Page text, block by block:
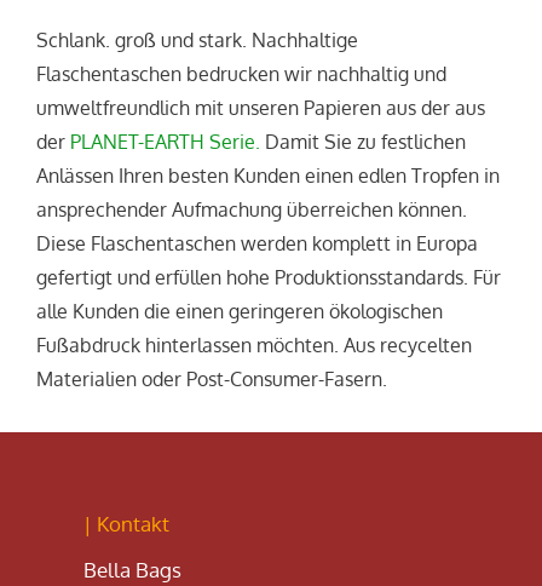
Schlank. groß und stark. Nachhaltige
Flaschentaschen bedrucken wir nachhaltig und
umweltfreundlich mit unseren Papieren aus der aus
der PLANET-EARTH Serie. Damit Sie zu festlichen
Anlässen Ihren besten Kunden einen edlen Tropfen in
ansprechender Aufmachung überreichen können.
Diese Flaschentaschen werden komplett in Europa
gefertigt und erfüllen hohe Produktionsstandards. Für
alle Kunden die einen geringeren ökologischen
Fußabdruck hinterlassen möchten. Aus recycelten
Materialien oder Post-Consumer-Fasern.
| Kontakt
Bella Bags